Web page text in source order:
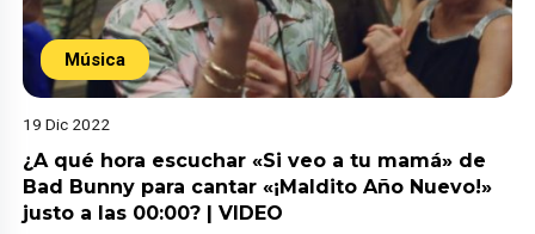
Música
19 Dic 2022
¿A qué hora escuchar «Si veo a tu mamá» de
Bad Bunny para cantar «¡Maldito Año Nuevo!»
justo a las 00:00? | VIDEO